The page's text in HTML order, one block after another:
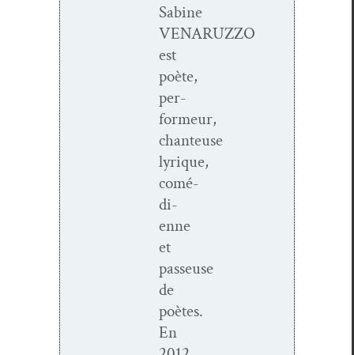
Sabine
VENARUZZO
est
poète,
per­
formeur,
chanteuse
lyrique,
comé­
di­
enne
et
passeuse
de
poètes.
En